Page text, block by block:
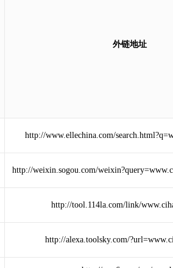
外链地址
http://www.ellechina.com/
http://weixin.sogou.com/
http://tool.114la.com/link/
http://alexa.toolsky.com/